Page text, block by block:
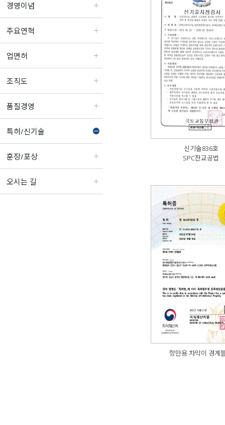
경영이념
주요연혁
업면허
조직도
품질경영
특허/신기술
훈장/포상
오시는 길
신기술836호
SPC잔교공법
항만용 차막이 경계